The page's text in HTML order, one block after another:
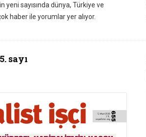
yeni sayısında dünya, Türkiye ve
haber ile yorumlar yer alıyor.
sayı